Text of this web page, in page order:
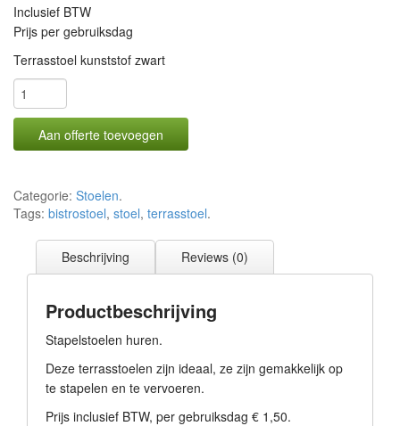
Inclusief BTW
Prijs per gebruiksdag
Terrasstoel kunststof zwart
Aan offerte toevoegen
Categorie: Stoelen.
Tags: bistrostoel, stoel, terrasstoel.
Beschrijving Reviews (0)
Productbeschrijving
Stapelstoelen huren.
Deze terrasstoelen zijn ideaal, ze zijn gemakkelijk op
te stapelen en te vervoeren.
Prijs inclusief BTW, per gebruiksdag € 1,50.